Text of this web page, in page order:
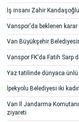
İş insanı Zahir
Vanspor'da beklenen karar
Van Büyükşehir
Vanspor FK'da Fatih Sarp
Yaz tatilinde dünyaca ünlü
İpekyolu Belediyesi iki
Van İl Jandarma Komutanı
ziyareti